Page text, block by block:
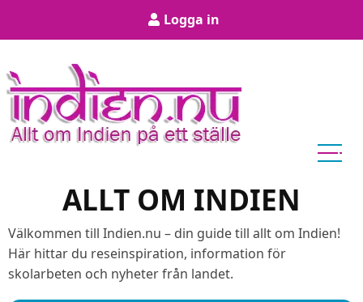
User
account
Logga in
ALLT OM INDIEN
Välkommen till Indien.nu – din guide till allt om Indien!
Här hittar du reseinspiration, information för
skolarbeten och nyheter från landet.